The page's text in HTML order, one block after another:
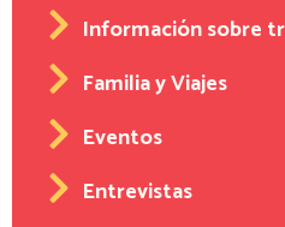
Información sobre
Familia y Viajes
Eventos
Entrevistas